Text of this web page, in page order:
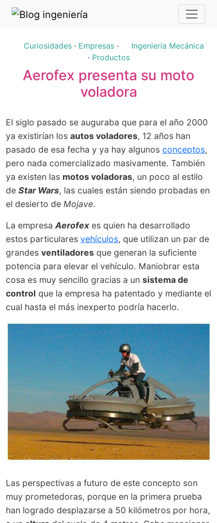
Curiosidades· Empresas·
Ingeniería Mecánica
· Productos
Aerofex presenta su moto
voladora
El siglo pasado se auguraba que para el año 2000
ya existirían los autos voladores, 12 años han
pasado de esa fecha y ya hay algunos conceptos,
pero nada comercializado masivamente. También
ya existen las motos voladoras, un poco al estilo
de Star Wars, las cuales están siendo probadas en
el desierto de Mojave.
La empresa Aerofex es quien ha desarrollado
estos particulares vehículos, que utilizan un par de
grandes ventiladores que generan la suficiente
potencia para elevar el vehículo. Maniobrar esta
cosa es muy sencillo gracias a un sistema de
control que la empresa ha patentado y mediante el
cual hasta el más inexperto podría hacerlo.
Las perspectivas a futuro de este concepto son
muy prometedoras, porque en la primera prueba
han logrado desplazarse a 50 kilómetros por hora,